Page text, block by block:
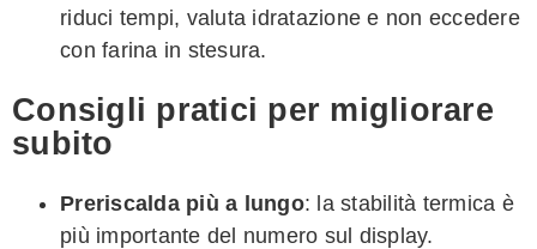
riduci tempi, valuta idratazione e non eccedere
con farina in stesura.
Consigli pratici per migliorare
subito
Preriscalda più a lungo: la stabilità termica è
più importante del numero sul display.